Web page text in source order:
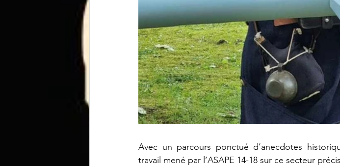
Avec un parcours ponctué d’anecdotes
travail mené par l’ASAPE 14-18 sur ce secteur